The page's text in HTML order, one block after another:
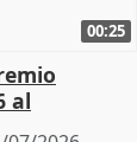
00:25
al